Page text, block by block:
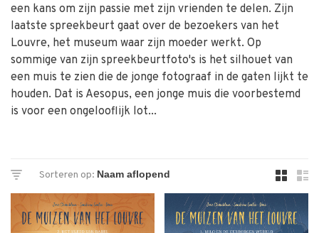
een kans om zijn passie met zijn vrienden te delen. Zijn
laatste spreekbeurt gaat over de bezoekers van het
Louvre, het museum waar zijn moeder werkt. Op
sommige van zijn spreekbeurtfoto's is het silhouet van
een muis te zien die de jonge fotograaf in de gaten lijkt te
houden. Dat is Aesopus, een jonge muis die voorbestemd
is voor een ongelooflijk lot...
Sorteren op: